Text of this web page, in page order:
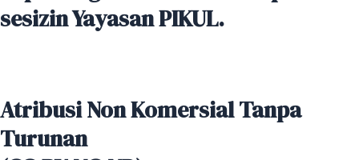
sesizin Yayasan PIKUL.
Atribusi Non Komersial Tanpa
Turunan